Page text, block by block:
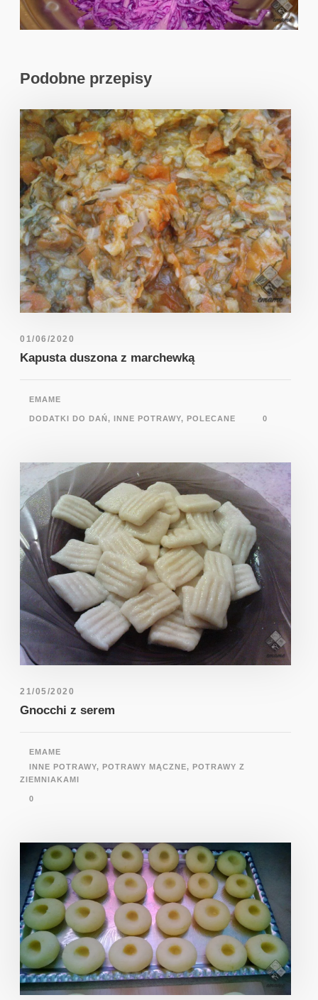
Podobne przepisy
01/06/2020
Kapusta duszona z marchewką
EMAME
DODATKI DO DAŃ, INNE POTRAWY, POLECANE 0
21/05/2020
Gnocchi z serem
EMAME
INNE POTRAWY, POTRAWY MĄCZNE, POTRAWY Z
ZIEMNIAKAMI
0